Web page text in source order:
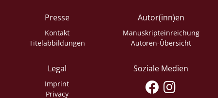
Presse
Kontakt
Titelabbildungen
Autor(inn)en
Manuskripteinreichung
Autoren-Übersicht
Legal
Imprint
Privacy
Soziale Medien